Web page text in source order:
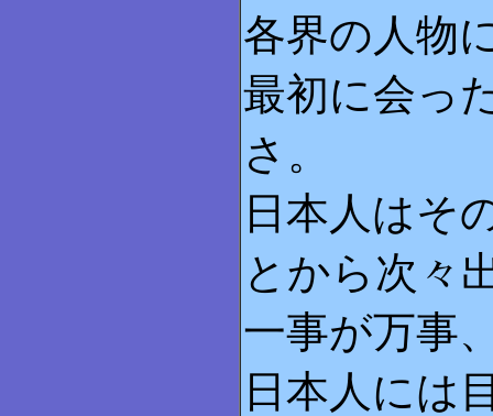
各界の人物
最初に会っ
さ。
日本人はそ
とから次々
一事が万事
日本人には